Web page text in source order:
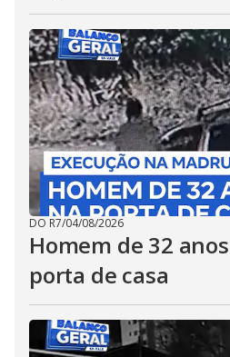
DO R7/04/08/2026
Homem de 32
porta de casa